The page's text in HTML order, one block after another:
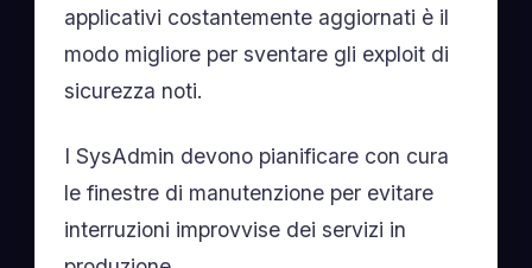
applicativi costantemente aggiornati è il
modo migliore per sventare gli exploit di
sicurezza noti.
I SysAdmin devono pianificare con cura
le finestre di manutenzione per evitare
interruzioni improvvise dei servizi in